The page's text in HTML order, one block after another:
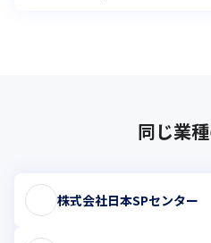
同じ業
株式会社日本SPセンター